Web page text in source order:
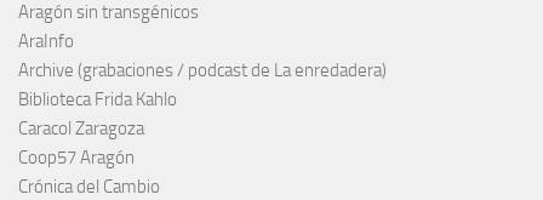
Aragón sin transgénicos
AraInfo
Archive (grabaciones / podcast de La enredadera)
Biblioteca Frida Kahlo
Caracol Zaragoza
Coop57 Aragón
Crónica del Cambio